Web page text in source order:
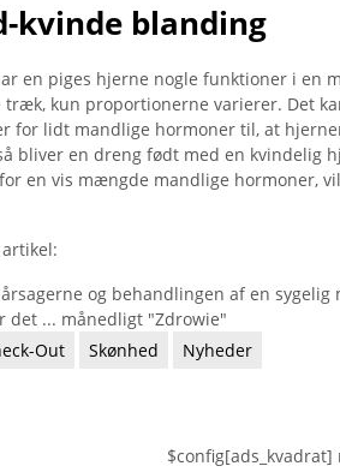
kvinde blanding
en piges hjerne nogle funktioner i en
træk, kun proportionerne varierer. Det
for lidt mandlige hormoner til, at
bliver en dreng født med en kvindelig
en vis mængde mandlige hormoner,
og behandlingen af ​​en
det ... månedligt "Zdrowie"
Out Skønhed Nyheder